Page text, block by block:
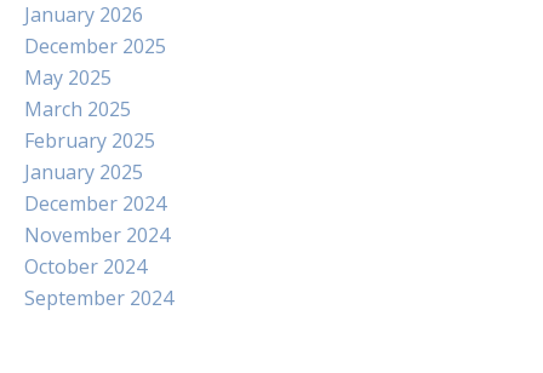
January 2026
December 2025
May 2025
March 2025
February 2025
January 2025
December 2024
November 2024
October 2024
September 2024